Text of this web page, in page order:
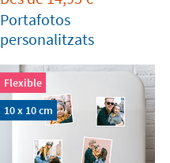
Portafotos
personalitzats
Flexible
10 x 10 cm